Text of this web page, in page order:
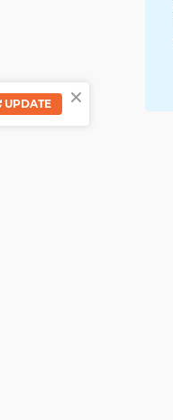
×
UPDATE